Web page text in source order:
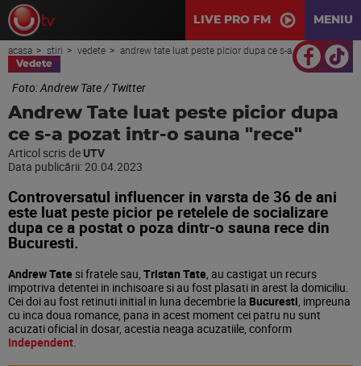
LIVE PRO FM MENIU
acasa stiri vedete andrew tate luat peste picior dupa ce s-a pozat intr-o sauna "rece"
Vedete
Foto: Andrew Tate / Twitter
Andrew Tate luat peste picior dupa
ce s-a pozat intr-o sauna "rece"
Articol scris de UTV
Data publicării:20.04.2023
Controversatul influencer in varsta de 36 de ani
este luat peste picior pe retelele de socializare
dupa ce a postat o poza dintr-o sauna rece din
Bucuresti.
Andrew Tatesi fratele sau, Tristan Tate, au castigat un recurs
impotriva detentei in inchisoare si au fost plasati in arest la domiciliu.
Cei doi au fost retinuti initial in luna decembrie la Bucuresti, impreuna
cu inca doua romance, pana in acest moment cei patru nu sunt
acuzati oficial in dosar, acestia neaga acuzatiile, conform
Independent.